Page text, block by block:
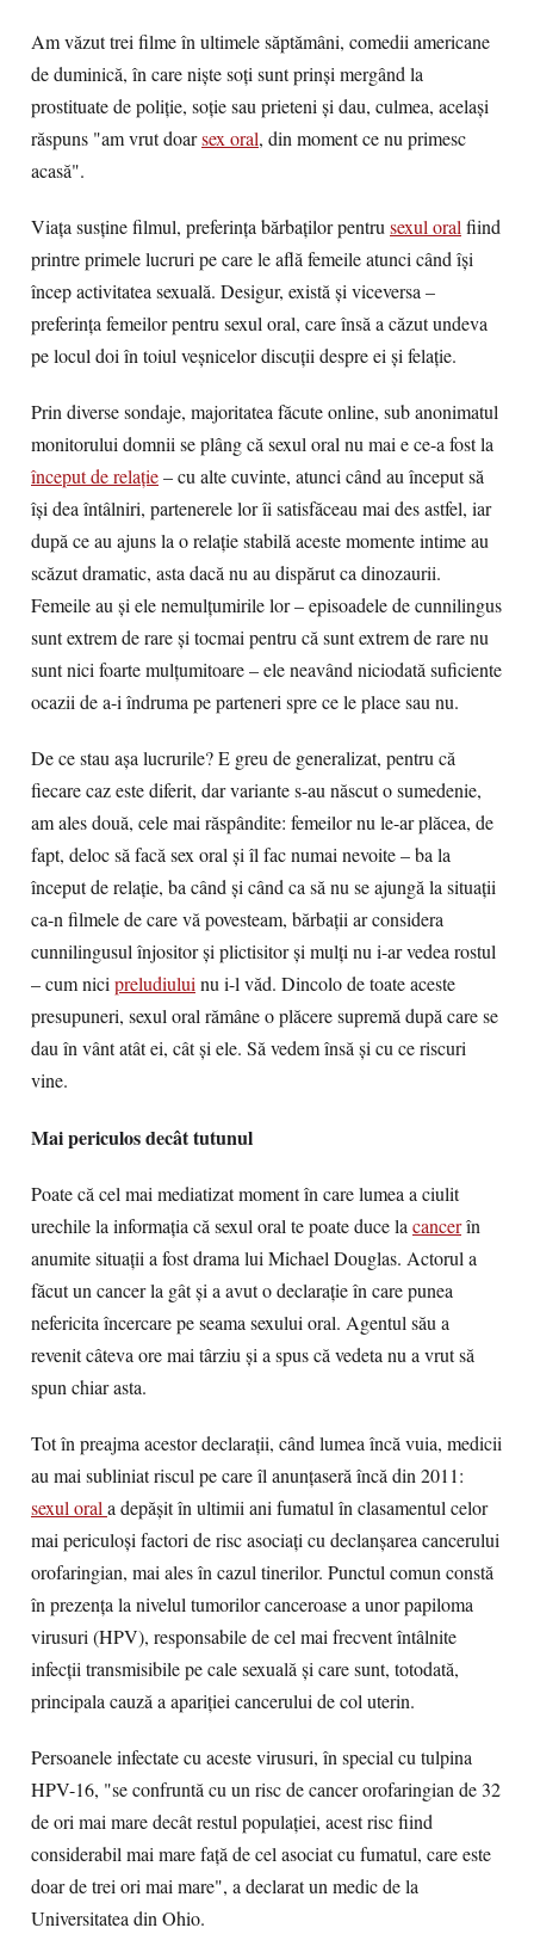
Am văzut trei filme în ultimele săptămâni, comedii americane
de duminică, în care nişte soţi sunt prinşi mergând la
prostituate de poliţie, soţie sau prieteni şi dau, culmea, acelaşi
răspuns "am vrut doarsex oral, din moment ce nu primesc
acasă".
Viaţa susţine filmul, preferinţa bărbaţilor pentrusexul oralfiind
printre primele lucruri pe care le află femeile atunci când îşi
încep activitatea sexuală. Desigur, există şi viceversa –
preferinţa femeilor pentru sexul oral, care însă a căzut undeva
pe locul doi în toiul veşnicelor discuţii despre ei şi felaţie.
Prin diverse sondaje, majoritatea făcute online, sub anonimatul
monitorului domnii se plâng că sexul oral nu mai e ce-a fost la
început de relaţie– cu alte cuvinte, atunci când au început să
îşi dea întâlniri, partenerele lor îi satisfăceau mai des astfel, iar
după ce au ajuns la o relaţie stabilă aceste momente intime au
scăzut dramatic, asta dacă nu au dispărut ca dinozaurii.
Femeile au şi ele nemulţumirile lor – episoadele de cunnilingus
sunt extrem de rare şi tocmai pentru că sunt extrem de rare nu
sunt nici foarte mulţumitoare – ele neavând niciodată suficiente
ocazii de a-i îndruma pe parteneri spre ce le place sau nu.
De ce stau aşa lucrurile? E greu de generalizat, pentru că
fiecare caz este diferit, dar variante s-au născut o sumedenie,
am ales două, cele mai răspândite: femeilor nu le-ar plăcea, de
fapt, deloc să facă sex oral şi îl fac numai nevoite – ba la
început de relaţie, ba când şi când ca să nu se ajungă la situaţii
ca-n filmele de care vă povesteam, bărbaţii ar considera
cunnilingusul înjositor şi plictisitor şi mulţi nu i-ar vedea rostul
– cum nicipreludiuluinu i-l văd. Dincolo de toate aceste
presupuneri, sexul oral rămâne o plăcere supremă după care se
dau în vânt atât ei, cât şi ele. Să vedem însă şi cu ce riscuri
vine.
Mai periculos decât tutunul
Poate că cel mai mediatizat moment în care lumea a ciulit
urechile la informaţia că sexul oral te poate duce lacancerîn
anumite situaţii a fost drama lui Michael Douglas. Actorul a
făcut un cancer la gât şi a avut o declaraţie în care punea
nefericita încercare pe seama sexului oral. Agentul său a
revenit câteva ore mai târziu şi a spus că vedeta nu a vrut să
spun chiar asta.
Tot în preajma acestor declaraţii, când lumea încă vuia, medicii
au mai subliniat riscul pe care îl anunţaseră încă din 2011:
sexul orala depăşit în ultimii ani fumatul în clasamentul celor
mai periculoşi factori de risc asociaţi cu declanşarea cancerului
orofaringian, mai ales în cazul tinerilor. Punctul comun constă
în prezenţa la nivelul tumorilor canceroase a unor papiloma
virusuri (HPV), responsabile de cel mai frecvent întâlnite
infecţii transmisibile pe cale sexuală şi care sunt, totodată,
principala cauză a apariţiei cancerului de col uterin.
Persoanele infectate cu aceste virusuri, în special cu tulpina
HPV-16, "se confruntă cu un risc de cancer orofaringian de 32
de ori mai mare decât restul populaţiei, acest risc fiind
considerabil mai mare faţă de cel asociat cu fumatul, care este
doar de trei ori mai mare", a declarat un medic de la
Universitatea din Ohio.